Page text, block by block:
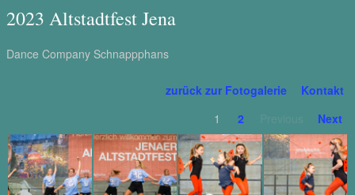
2023 Altstadtfest Jena
Dance Company Schnappphans
zurück zur Fotogalerie
Kontakt
1
2 Next